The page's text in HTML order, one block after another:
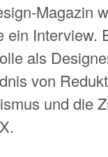
Magazin
ein Interview.
als
von
und die